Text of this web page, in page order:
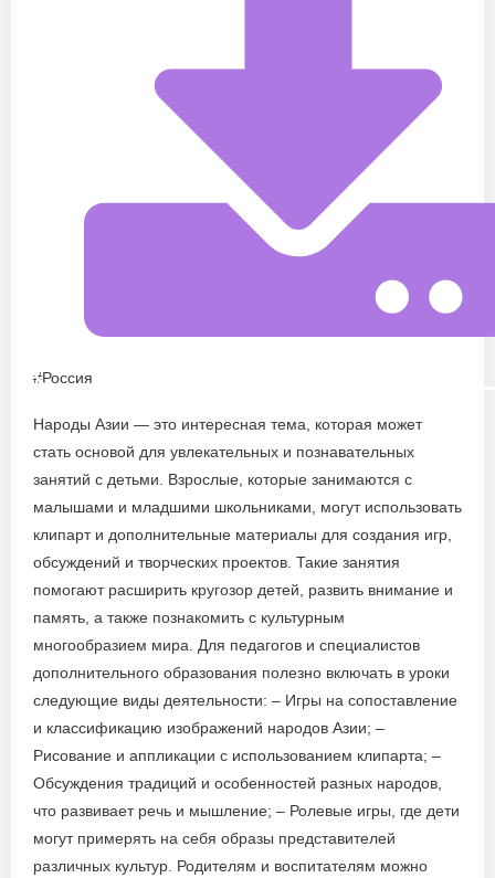
#Россия
Народы Азии — это интересная тема, которая может
стать основой для увлекательных и познавательных
занятий с детьми. Взрослые, которые занимаются с
малышами и младшими школьниками, могут использовать
клипарт и дополнительные материалы для создания игр,
обсуждений и творческих проектов. Такие занятия
помогают расширить кругозор детей, развить внимание и
память, а также познакомить с культурным
многообразием мира. Для педагогов и специалистов
дополнительного образования полезно включать в уроки
следующие виды деятельности: – Игры на сопоставление
и классификацию изображений народов Азии; –
Рисование и аппликации с использованием клипарта; –
Обсуждения традиций и особенностей разных народов,
что развивает речь и мышление; – Ролевые игры, где дети
могут примерять на себя образы представителей
различных культур. Родителям и воспитателям можно